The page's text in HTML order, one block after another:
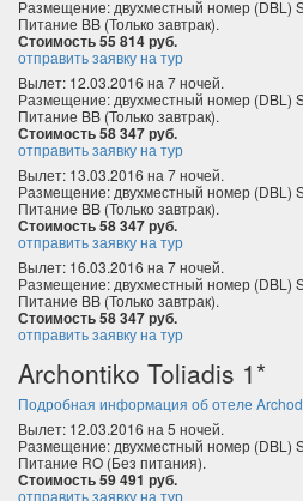
Размещение: двухместный номер (DBL)
Питание BB (Только завтрак).
Стоимость 55 814 руб.
отправить заявку на тур
Вылет: 12.03.2016 на 7 ночей.
Размещение: двухместный номер (DBL)
Питание BB (Только завтрак).
Стоимость 58 347 руб.
отправить заявку на тур
Вылет: 13.03.2016 на 7 ночей.
Размещение: двухместный номер (DBL)
Питание BB (Только завтрак).
Стоимость 58 347 руб.
отправить заявку на тур
Вылет: 16.03.2016 на 7 ночей.
Размещение: двухместный номер (DBL)
Питание BB (Только завтрак).
Стоимость 58 347 руб.
отправить заявку на тур
Archontiko Toliadis 1*
Подробная информация об отеле
Вылет: 12.03.2016 на 5 ночей.
Размещение: двухместный номер (DBL)
Питание RO (Без питания).
Стоимость 59 491 руб.
отправить заявку на тур